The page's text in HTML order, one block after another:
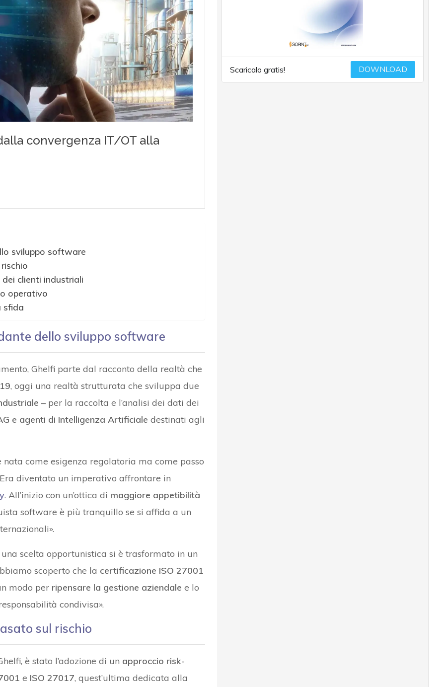
sviluppo software
clienti industriali
operativo
sfida
dello sviluppo software
Ghelfi parte dal racconto della realtà che
, oggi una realtà strutturata che sviluppa due
– per la raccolta e l’analisi dei dati dei
e agenti di Intelligenza Artificiale destinati agli
nata come esigenza regolatoria ma come passo
diventato un imperativo affrontare in
. All’inizio con un’ottica di maggiore appetibilità
software è più tranquillo se si affida a un
scelta opportunistica si è trasformato in un
scoperto che la certificazione ISO 27001
modo per ripensare la gestione aziendale e lo
condivisa».
sul rischio
è stato l’adozione di un approccio risk-
e ISO 27017, quest’ultima dedicata alla
Scaricalo gratis! DOWNLOAD